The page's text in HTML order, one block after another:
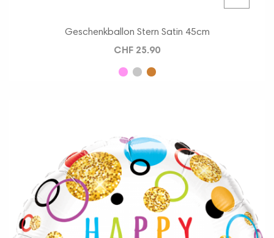
Geschenkballon Stern Satin 45cm
CHF 25.90